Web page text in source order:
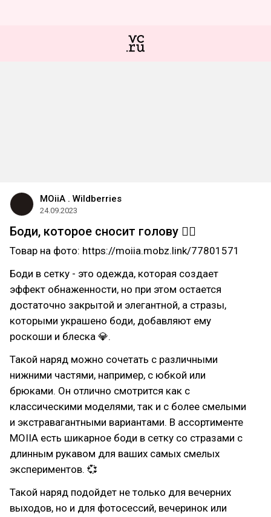
MOiiA . Wildberries
24.09.2023
Боди, которое сносит голову ❤️‍🔥
Товар на фото: https://moiia.mobz.link/77801571
Боди в сетку - это одежда, которая создает
эффект обнаженности, но при этом остается
достаточно закрытой и элегантной, а стразы,
которыми украшено боди, добавляют ему
роскоши и блеска 💎.
Такой наряд можно сочетать с различными
нижними частями, например, с юбкой или
брюками. Он отлично смотрится как с
классическими моделями, так и с более смелыми
и экстравагантными вариантами. В ассортименте
MOIIA есть шикарное боди в сетку со стразами с
длинным рукавом для ваших самых смелых
экспериментов. 💞
Такой наряд подойдет не только для вечерних
выходов, но и для фотосессий, вечеринок или